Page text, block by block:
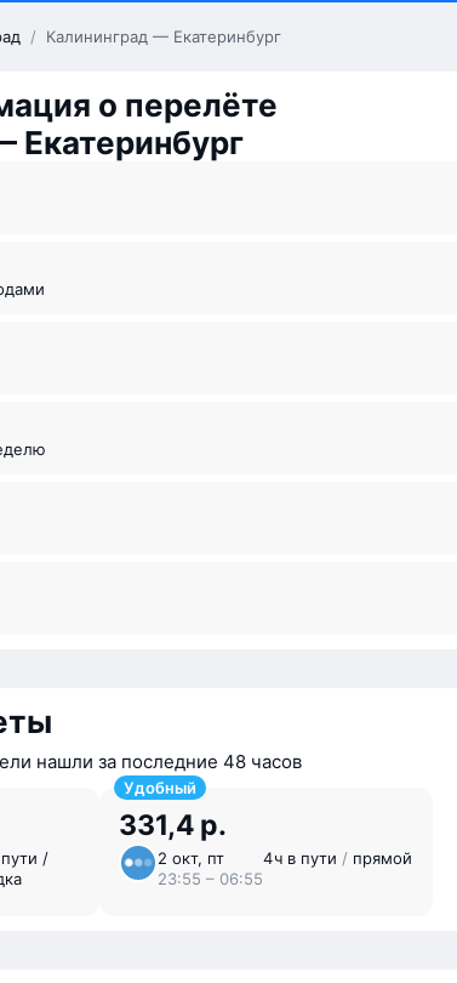
/ Калининград — Екатеринбург
о перелёте
Екатеринбург
нашли за последние 48 часов
/
Удобный
331,4 р.
2 окт, пт
23:55 – 06:55
4 ⁠ч в пути / прямой